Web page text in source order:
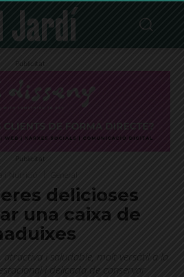
Publicitat
Publicitat
delicioses
una caixa de
atractiva i saludable, molt versàtil a la
i delicada de conservar